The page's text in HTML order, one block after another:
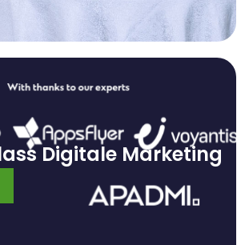
Digitale Marketing